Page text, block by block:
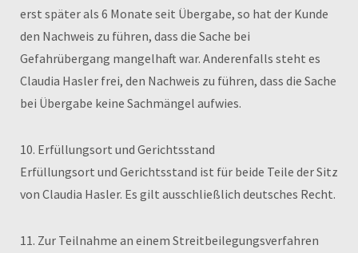
erst später als 6 Monate seit Übergabe, so hat der Kunde
den Nachweis zu führen, dass die Sache bei
Gefahrübergang mangelhaft war. Anderenfalls steht es
Claudia Hasler frei, den Nachweis zu führen, dass die Sache
bei Übergabe keine Sachmängel aufwies.
10. Erfüllungsort und Gerichtsstand
Erfüllungsort und Gerichtsstand ist für beide Teile der Sitz
von Claudia Hasler. Es gilt ausschließlich deutsches Recht.
11. Zur Teilnahme an einem Streitbeilegungsverfahren